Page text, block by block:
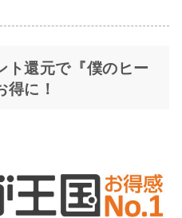
ト還元で『僕のヒー
に！